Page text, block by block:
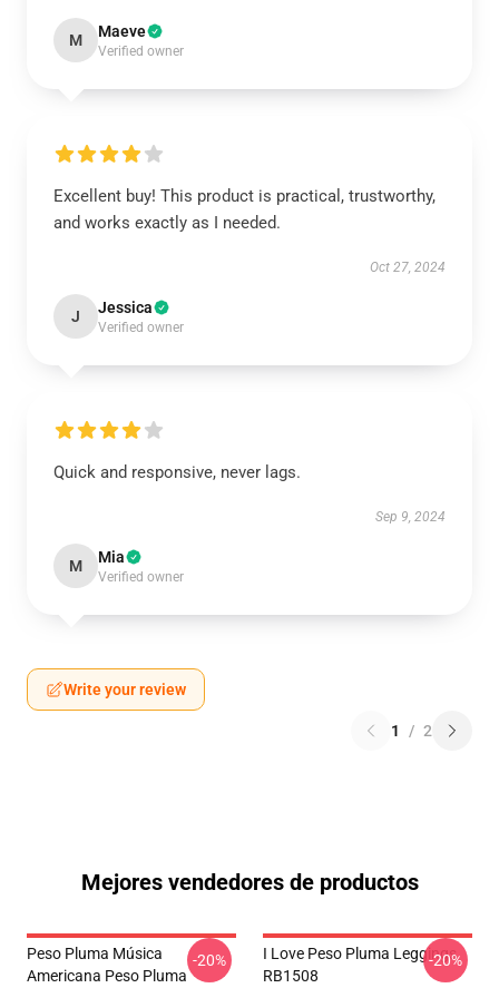
M Maeve
Verified owner
Excellent buy! This product is practical, trustworthy,
and works exactly as I needed.
Oct 27, 2024
J Jessica
Verified owner
Quick and responsive, never lags.
Sep 9, 2024
M Mia
Verified owner
Write your review
1 / 2
Mejores vendedores de productos
Peso Pluma Música
Americana Peso Pluma
-20%
I Love Peso Pluma Leggings
RB1508
-20%